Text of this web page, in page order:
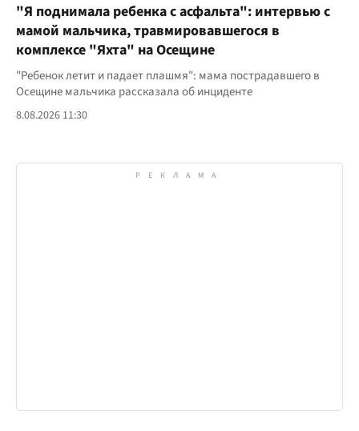
"Я поднимала ребенка с асфальта": интервью с
мамой мальчика, травмировавшегося в
комплексе "Яхта" на Осещине
"Ребенок летит и падает плашмя": мама пострадавшего в
Осещине мальчика рассказала об инциденте
8.08.2026 11:30